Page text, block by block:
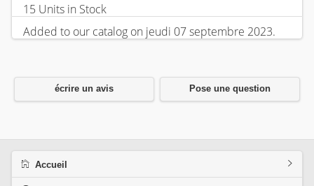
15 Units in Stock
Added to our catalog on jeudi 07 septembre 2023.
écrire un avis Pose une question
Accueil